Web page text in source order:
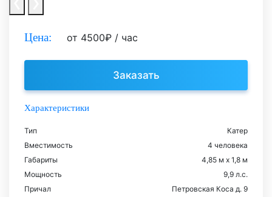
Цена: от 4500₽ / час
Заказать
Характеристики
Тип
Катер
Вместимость
4 человека
Габариты
4,85 м х 1,8 м
Мощность
9,9 л.с.
Причал
Петровская Коса д. 9